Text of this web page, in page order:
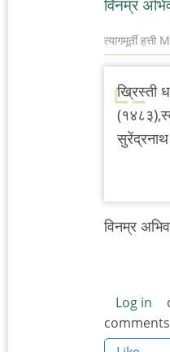
विनम्र
त्यागमूर्ती हत्ती
ख्रिस्ती
विनम्र
Log in
comments